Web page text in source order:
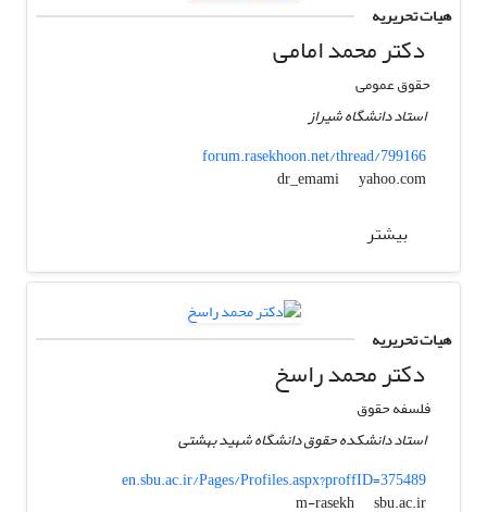
هیات تحریریه
دکتر محمد امامی
حقوق عمومی
استاد دانشگاه شیراز
forum.rasekhoon.net/thread/799166
dr_emami
yahoo.com
بیشتر
هیات تحریریه
دکتر محمد راسخ
فلسفه حقوق
استاد دانشکده حقوق دانشگاه شهید بهشتی
en.sbu.ac.ir/Pages/Profiles.aspx?proffID=375489
m-rasekh
sbu.ac.ir